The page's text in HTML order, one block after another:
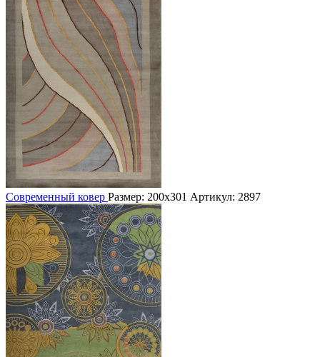
Современный ковер Размер: 200х301 Артикул: 2897